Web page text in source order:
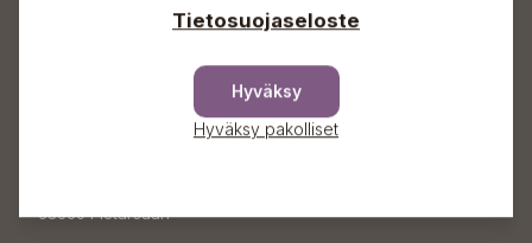
Info & vaihde
68660 Pietarsaari
Tietosuojaseloste
Hyväksy
Hyväksy pakolliset